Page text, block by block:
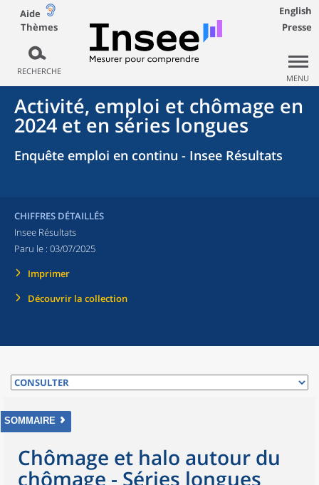
Aide
Thèmes
RECHERCHE
English
Presse
MENU
Activité, emploi et chômage en
2024 et en séries longues
Enquête emploi en continu - Insee Résultats
CHIFFRES DÉTAILLÉS
Insee Résultats
Paru le : 03/07/2025
Imprimer
Découvrir la collection
SOMMAIRE
Chômage et halo autour du
chômage - Séries longues